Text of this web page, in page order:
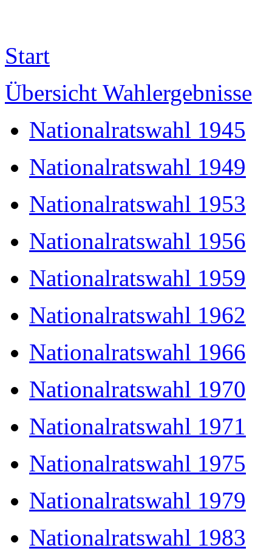
Start
Übersicht Wahlergebnisse
Nationalratswahl 1945
Nationalratswahl 1949
Nationalratswahl 1953
Nationalratswahl 1956
Nationalratswahl 1959
Nationalratswahl 1962
Nationalratswahl 1966
Nationalratswahl 1970
Nationalratswahl 1971
Nationalratswahl 1975
Nationalratswahl 1979
Nationalratswahl 1983